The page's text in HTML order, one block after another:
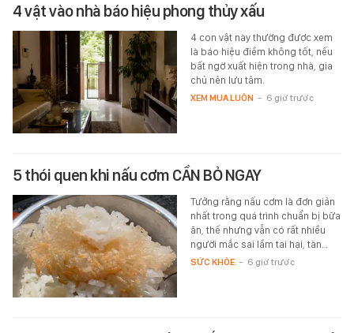
4 vật vào nhà báo hiệu phong thủy xấu
4 con vật này thường được xem
là báo hiệu điềm không tốt, nếu
bất ngờ xuất hiện trong nhà, gia
chủ nên lưu tâm.
XEM MUA LUÔN - 6 giờ trước
5 thói quen khi nấu cơm CẦN BỎ NGAY
Tưởng rằng nấu cơm là đơn giản
nhất trong quá trình chuẩn bị bữa
ăn, thế nhưng vẫn có rất nhiều
người mắc sai lầm tai hại, tàn…
SỨC KHỎE - 6 giờ trước